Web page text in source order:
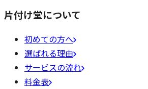
片付け堂について
初めての方へ
選ばれる理由
サービスの流れ
料金表